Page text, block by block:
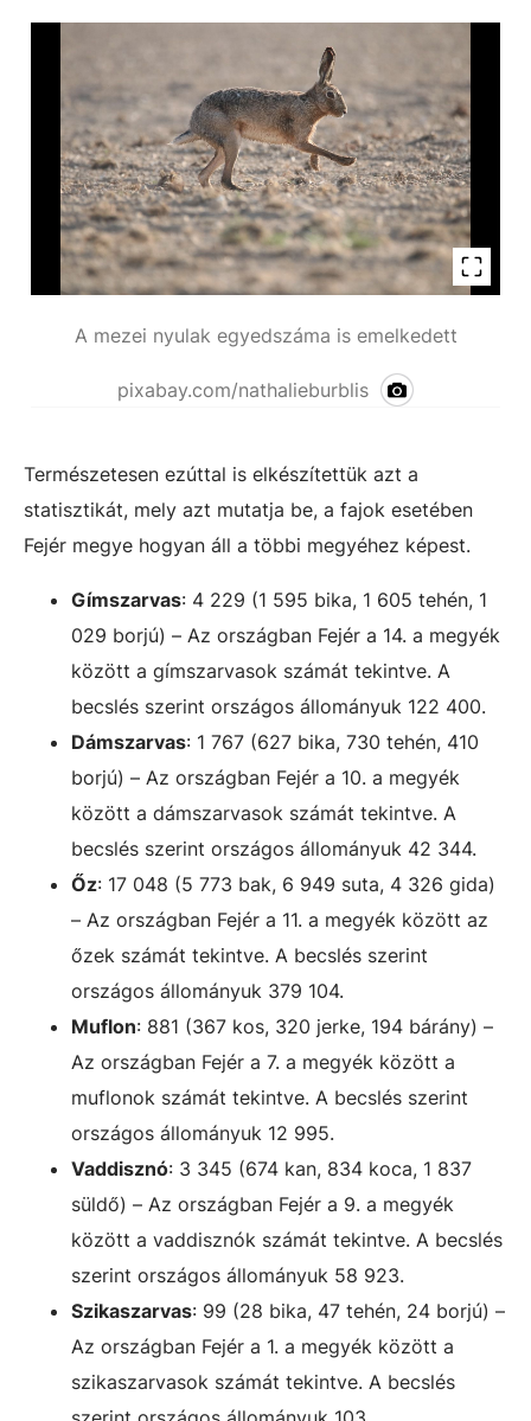
A mezei nyulak egyedszáma is emelkedett
pixabay.com/nathalieburblis
Természetesen ezúttal is elkészítettük azt a
statisztikát, mely azt mutatja be, a fajok esetében
Fejér megye hogyan áll a többi megyéhez képest.
Gímszarvas: 4 229 (1 595 bika, 1 605 tehén, 1
029 borjú) – Az országban Fejér a 14. a megyék
között a gímszarvasok számát tekintve. A
becslés szerint országos állományuk 122 400.
Dámszarvas: 1 767 (627 bika, 730 tehén, 410
borjú) – Az országban Fejér a 10. a megyék
között a dámszarvasok számát tekintve. A
becslés szerint országos állományuk 42 344.
Őz: 17 048 (5 773 bak, 6 949 suta, 4 326 gida)
– Az országban Fejér a 11. a megyék között az
őzek számát tekintve. A becslés szerint
országos állományuk 379 104.
Muflon: 881 (367 kos, 320 jerke, 194 bárány) –
Az országban Fejér a 7. a megyék között a
muflonok számát tekintve. A becslés szerint
országos állományuk 12 995.
Vaddisznó: 3 345 (674 kan, 834 koca, 1 837
süldő) – Az országban Fejér a 9. a megyék
között a vaddisznók számát tekintve. A becslés
szerint országos állományuk 58 923.
Szikaszarvas: 99 (28 bika, 47 tehén, 24 borjú) –
Az országban Fejér a 1. a megyék között a
szikaszarvasok számát tekintve. A becslés